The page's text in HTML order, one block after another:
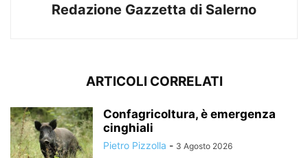
Redazione Gazzetta di Salerno
ARTICOLI CORRELATI
Confagricoltura, è emergenza
cinghiali
Pietro Pizzolla - 3 Agosto 2026